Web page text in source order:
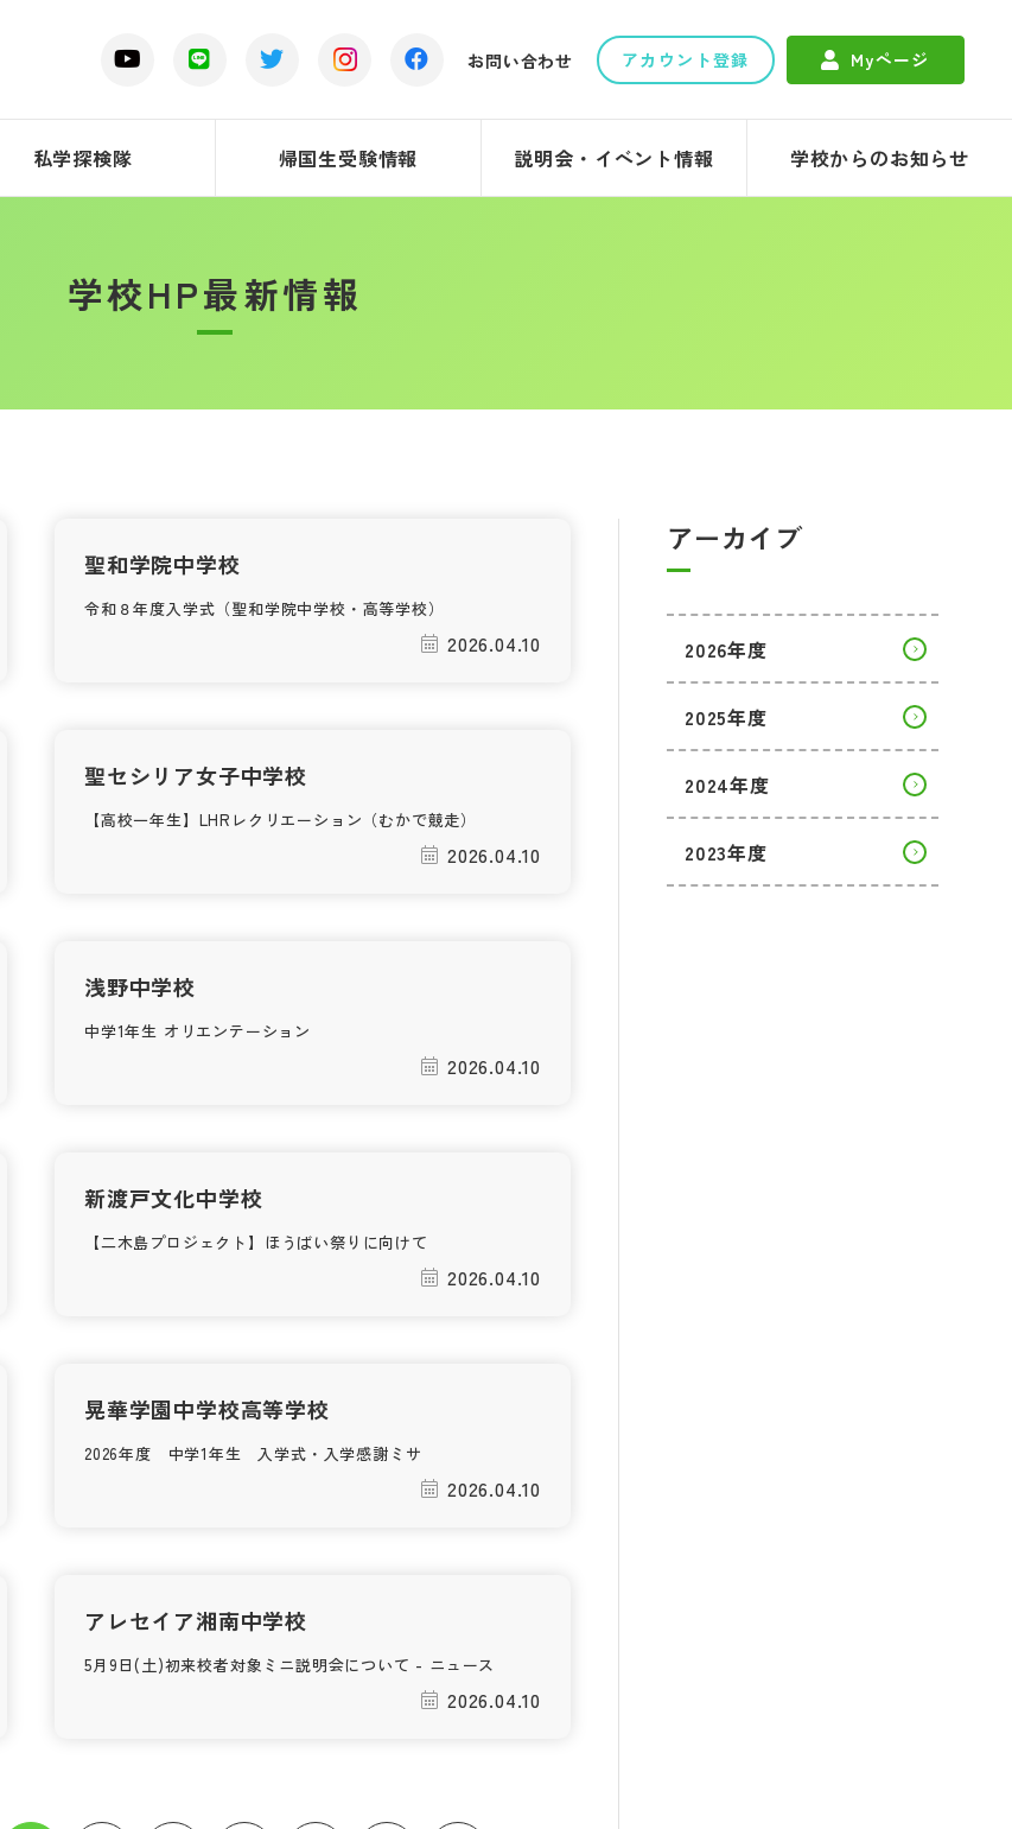
お問い合わせ アカウント登録 Myページ
私学探検隊 帰国生受験情報 説明会・イベント情報 学校からのお知らせ
学校HP最新情報
聖和学院中学校
令和８年度入学式（聖和学院中学校・高等学校）
2026.04.10
聖セシリア女子中学校
【高校一年生】LHRレクリエーション（むかで競走）
2026.04.10
浅野中学校
中学1年生 オリエンテーション
2026.04.10
新渡戸文化中学校
【二木島プロジェクト】ほうばい祭りに向けて
2026.04.10
晃華学園中学校高等学校
2026年度 中学1年生 入学式・入学感謝ミサ
2026.04.10
アレセイア湘南中学校
5月9日(土)初来校者対象ミニ説明会について - ニュース
2026.04.10
アーカイブ
2026年度
2025年度
2024年度
2023年度